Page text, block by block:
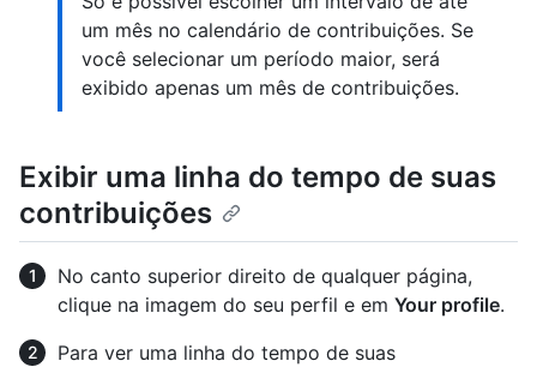
um mês no calendário de contribuições. Se
você selecionar um período maior, será
exibido apenas um mês de contribuições.
Exibir uma linha do tempo de suas
contribuições
No canto superior direito de qualquer página,
clique na imagem do seu perfil e em Your profile.
Para ver uma linha do tempo de suas